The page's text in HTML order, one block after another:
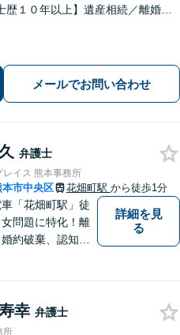
歴１０年以上】遺産相続／離婚・
お気軽にご相談ください。
メールでお問い合わせ
弁護士
レイス 熊本事務所
本市中央区 花畑町駅 から徒歩1分
車「花畑町駅」徒
問題に特化！離
約破棄、認知、
なるよう全力で
します【初回相
詳細を見
る
幸 弁護士
所